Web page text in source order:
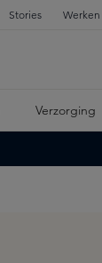
Stories
Verzorging